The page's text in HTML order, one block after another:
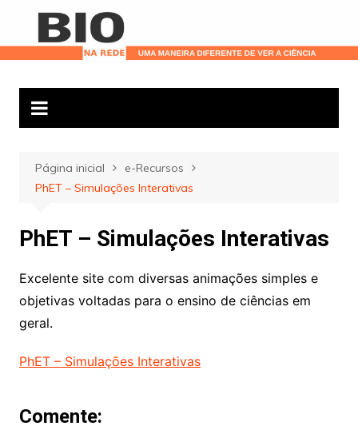
o
Página inicial
e-Recursos
PhET – Simulações Interativas
PhET – Simulações Interativas
Excelente site com diversas animações simples e
objetivas voltadas para o ensino de ciências em
geral.
PhET – Simulações Interativas
Comente: